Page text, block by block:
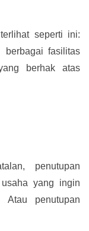
seperti ini:
berbagai fasilitas
berhak atas
penutupan
yang ingin
Atau penutupan